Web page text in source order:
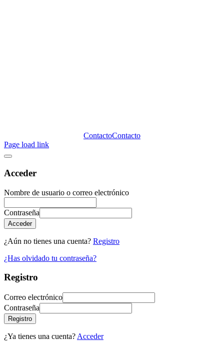
ContactoContacto
Page load link
Acceder
Nombre de usuario o correo electrónico
Contraseña
Acceder
¿Aún no tienes una cuenta? Registro
¿Has olvidado tu contraseña?
Registro
Correo electrónico
Contraseña
Registro
¿Ya tienes una cuenta? Acceder